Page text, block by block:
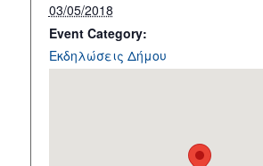
03/05/2018
Event Category:
Εκδηλώσεις Δήμου